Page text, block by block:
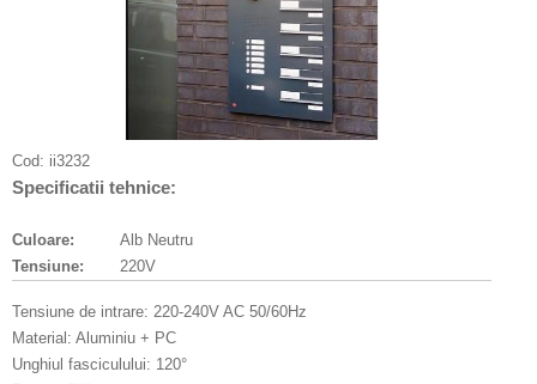
Cod: ii3232
Specificatii tehnice:
Culoare:
Alb Neutru
Tensiune:
220V
Tensiune de intrare: 220-240V AC 50/60Hz
Material: Aluminiu + PC
Unghiul fasciculului: 120°